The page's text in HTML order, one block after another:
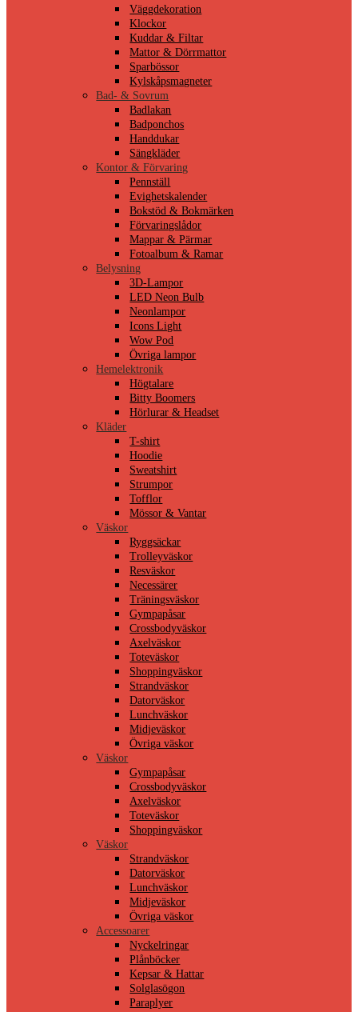
Väggdekoration
Klockor
Kuddar & Filtar
Mattor & Dörrmattor
Sparbössor
Kylskåpsmagneter
Bad- & Sovrum
Badlakan
Badponchos
Handdukar
Sängkläder
Kontor & Förvaring
Pennställ
Evighetskalender
Bokstöd & Bokmärken
Förvaringslådor
Mappar & Pärmar
Fotoalbum & Ramar
Belysning
3D-Lampor
LED Neon Bulb
Neonlampor
Icons Light
Wow Pod
Övriga lampor
Hemelektronik
Högtalare
Bitty Boomers
Hörlurar & Headset
Kläder
T-shirt
Hoodie
Sweatshirt
Strumpor
Tofflor
Mössor & Vantar
Väskor
Ryggsäckar
Trolleyväskor
Resväskor
Necessärer
Träningsväskor
Gympapåsar
Crossbodyväskor
Axelväskor
Toteväskor
Shoppingväskor
Strandväskor
Datorväskor
Lunchväskor
Midjeväskor
Övriga väskor
Väskor
Gympapåsar
Crossbodyväskor
Axelväskor
Toteväskor
Shoppingväskor
Väskor
Strandväskor
Datorväskor
Lunchväskor
Midjeväskor
Övriga väskor
Accessoarer
Nyckelringar
Plånböcker
Kepsar & Hattar
Solglasögon
Paraplyer